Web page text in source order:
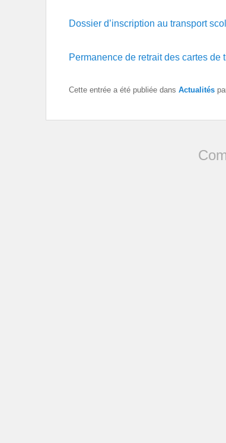
Dossier d’inscription au transport
Permanence de retrait des cartes de
Cette entrée a été publiée dans Actualités